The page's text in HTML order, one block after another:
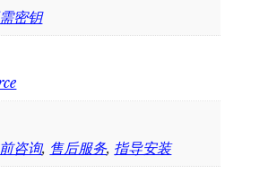
密钥
咨询, 售后服务, 指导安装